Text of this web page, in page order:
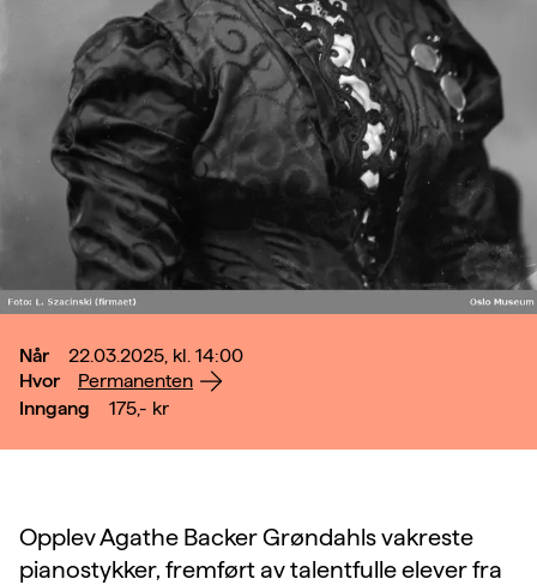
Når
22.03.2025, kl. 14:00
Hvor
Permanenten
Inngang
175,- kr
Opplev Agathe Backer Grøndahls vakreste
pianostykker, fremført av talentfulle elever fra